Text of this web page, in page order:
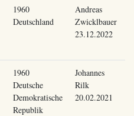
1960
Deutschland
Andreas
Zwicklbauer
23.12.2022
1960
Deutsche
Demokratische
Republik
Johannes
Rilk
20.02.2021